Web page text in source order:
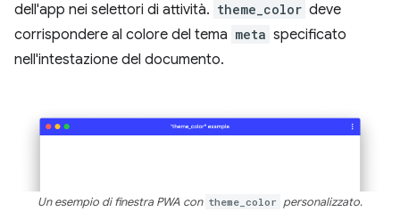
dell'app nei selettori di attività. theme_color deve
corrispondere al colore del tema meta specificato
nell'intestazione del documento.
Un esempio di finestra PWA con theme_color personalizzato.